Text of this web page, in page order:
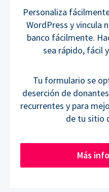
Personaliza
WordPress y vincula
banco fácilmente.
sea rápido, fácil
Tu formulario se
deserción de
recurrentes y para
de tu sitio
Más